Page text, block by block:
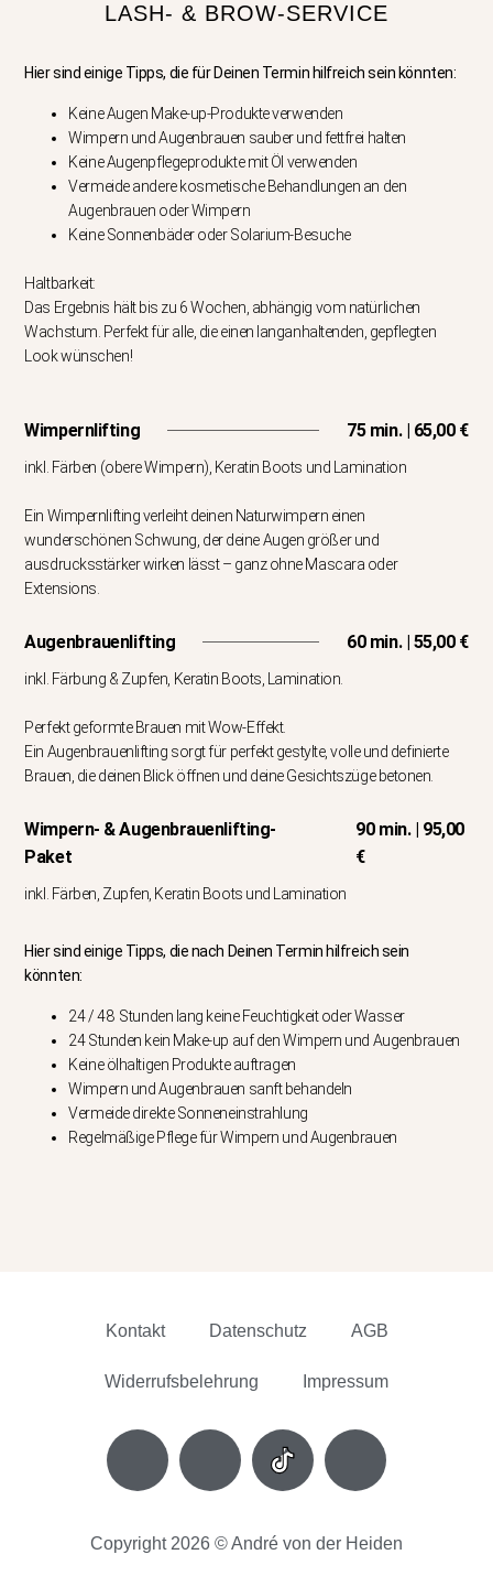
LASH- & BROW-SERVICE
Hier sind einige Tipps, die für Deinen Termin hilfreich sein könnten:
Keine Augen Make-up-Produkte verwenden
Wimpern und Augenbrauen sauber und fettfrei halten
Keine Augenpflegeprodukte mit Öl verwenden
Vermeide andere kosmetische Behandlungen an den
Augenbrauen oder Wimpern
Keine Sonnenbäder oder Solarium-Besuche
Haltbarkeit:
Das Ergebnis hält bis zu 6 Wochen, abhängig vom natürlichen
Wachstum. Perfekt für alle, die einen langanhaltenden, gepflegten
Look wünschen!
Wimpernlifting 75 min. | 65,00 €
inkl. Färben (obere Wimpern), Keratin Boots und Lamination
Ein Wimpernlifting verleiht deinen Naturwimpern einen
wunderschönen Schwung, der deine Augen größer und
ausdrucksstärker wirken lässt – ganz ohne Mascara oder
Extensions.
Augenbrauenlifting 60 min. | 55,00 €
inkl. Färbung & Zupfen, Keratin Boots, Lamination.
Perfekt geformte Brauen mit Wow-Effekt.
Ein Augenbrauenlifting sorgt für perfekt gestylte, volle und definierte
Brauen, die deinen Blick öffnen und deine Gesichtszüge betonen.
Wimpern- & Augenbrauenlifting-
Paket
90 min. | 95,00
€
inkl. Färben, Zupfen, Keratin Boots und Lamination
Hier sind einige Tipps, die nach Deinen Termin hilfreich sein
könnten:
24 / 48 Stunden lang keine Feuchtigkeit oder Wasser
24 Stunden kein Make-up auf den Wimpern und Augenbrauen
Keine ölhaltigen Produkte auftragen
Wimpern und Augenbrauen sanft behandeln
Vermeide direkte Sonneneinstrahlung
Regelmäßige Pflege für Wimpern und Augenbrauen
Kontakt Datenschutz AGB
Widerrufsbelehrung Impressum
Copyright 2026 © André von der Heiden